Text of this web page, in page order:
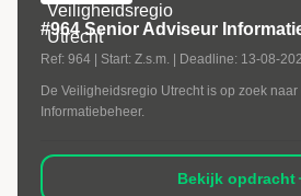
#964 Senior Adviseur
Ref: 964 | Start: Z.s.m. | Deadline: 13-08-
De Veiligheidsregio Utrecht is op zoek
Informatiebeheer.
Bekijk opdracht